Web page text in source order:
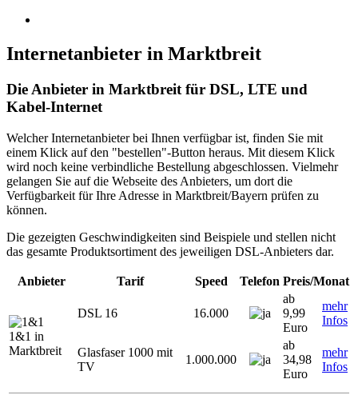
Internetanbieter in Marktbreit
Die Anbieter in Marktbreit für DSL, LTE und
Kabel-Internet
Welcher Internetanbieter bei Ihnen verfügbar ist, finden Sie mit
einem Klick auf den "bestellen"-Button heraus. Mit diesem Klick
wird noch keine verbindliche Bestellung abgeschlossen. Vielmehr
gelangen Sie auf die Webseite des Anbieters, um dort die
Verfügbarkeit für Ihre Adresse in Marktbreit/Bayern prüfen zu
können.
Die gezeigten Geschwindigkeiten sind Beispiele und stellen nicht
das gesamte Produktsortiment des jeweiligen DSL-Anbieters dar.
Anbieter Tarif Speed Telefon Preis/Monat
1&1 in
Marktbreit
DSL 16 16.000
ab
9,99
Euro
mehr
Infos
Glasfaser 1000 mit
TV
1.000.000
ab
34,98
Euro
mehr
Infos